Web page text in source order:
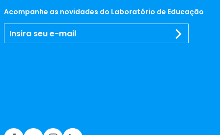
Acompanhe as novidades do Laboratório de Educação